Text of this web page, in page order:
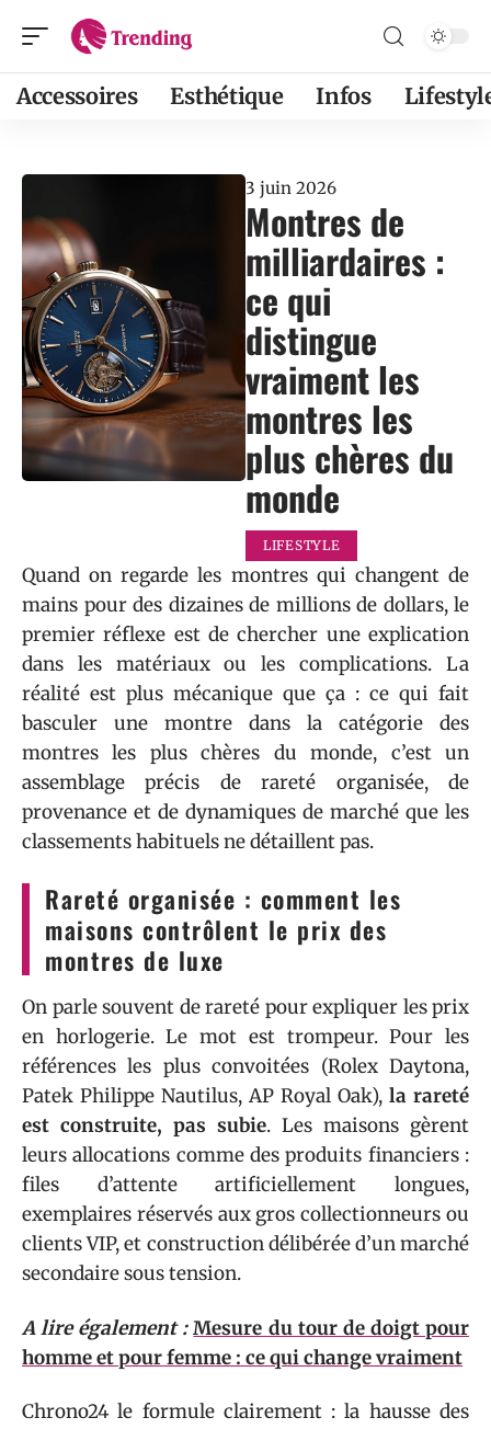
Accessoires Esthétique Infos
3 juin 2026
Montres de
milliardaires :
ce qui
distingue
vraiment les
montres les
plus chères du
monde
LIFESTYLE
Quand on regarde les montres qui changent de
mains pour des dizaines de millions de dollars, le
premier réflexe est de chercher une explication
dans les matériaux ou les complications. La
réalité est plus mécanique que ça : ce qui fait
basculer une montre dans la catégorie des
montres les plus chères du monde, c’est un
assemblage précis de rareté organisée, de
provenance et de dynamiques de marché que les
classements habituels ne détaillent pas.
Rareté organisée : comment les
maisons contrôlent le prix des
montres de luxe
On parle souvent de rareté pour expliquer les prix
en horlogerie. Le mot est trompeur. Pour les
références les plus convoitées (Rolex Daytona,
Patek Philippe Nautilus, AP Royal Oak), la rareté
est construite, pas subie. Les maisons gèrent
leurs allocations comme des produits financiers :
files d’attente artificiellement longues,
exemplaires réservés aux gros collectionneurs ou
clients VIP, et construction délibérée d’un marché
secondaire sous tension.
A lire également : Mesure du tour de doigt pour
homme et pour femme : ce qui change vraiment
Chrono24 le formule clairement : la hausse des